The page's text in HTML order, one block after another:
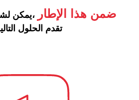
ضمن هذا الإطار
تقدم الحلول